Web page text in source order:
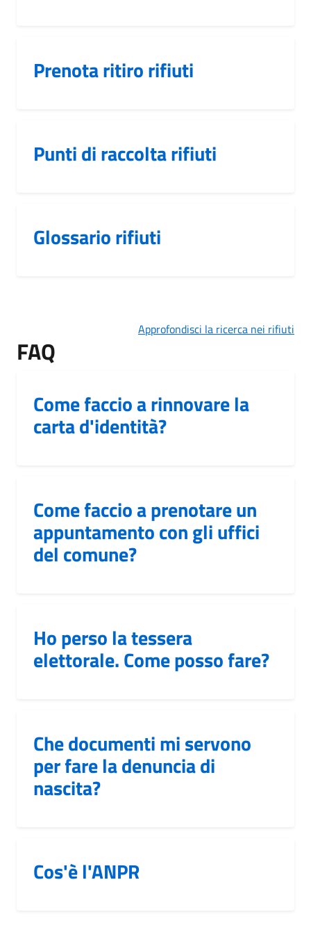
Prenota ritiro rifiuti
Punti di raccolta rifiuti
Glossario rifiuti
Approfondisci la ricerca nei rifiuti
FAQ
Come faccio a rinnovare la
carta d'identità?
Come faccio a prenotare un
appuntamento con gli uffici
del comune?
Ho perso la tessera
elettorale. Come posso fare?
Che documenti mi servono
per fare la denuncia di
nascita?
Cos'è l'ANPR